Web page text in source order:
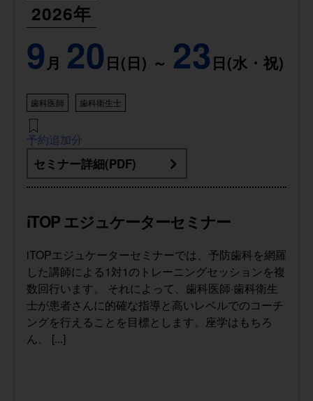
2026年
9 月 20日(日) ～ 23 日(水・祝)
歯科医師 歯科衛生士
予約追加分
セミナー詳細(PDF)
iTOP エジュケーターセミナー
iTOPエジュケーターセミナーでは、予防歯科を網羅
した講師による1対1のトレーニングセッションを複
数回行います。 それによって、歯科医師·歯科衛生
士が患者さんに的確な指導と高いレベルでのコーチ
ングを行えることを目標とします。座学はもちろ
ん、 [...]